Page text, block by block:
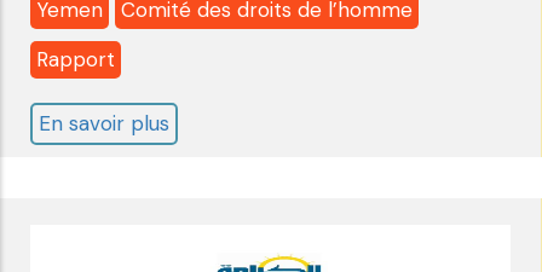
Yemen
Comité des droits de l’homme
Rapport
En savoir plus